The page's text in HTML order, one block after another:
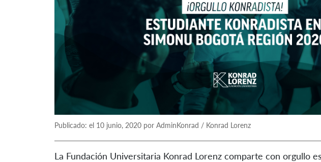
Publicado: el 10 junio, 2020 por AdminKonrad / Konrad Lorenz
La Fundación Universitaria Konrad Lorenz comparte con orgullo